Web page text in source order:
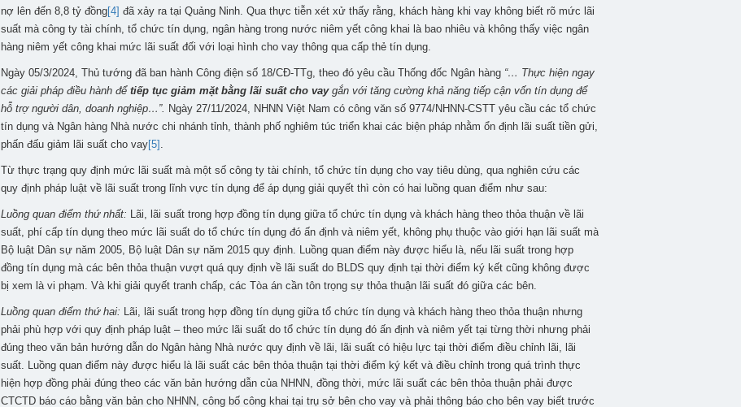
nợ lên đến 8,8 tỷ đồng[4] đã xảy ra tại Quảng Ninh. Qua thực tiễn xét xử thấy rằng, khách hàng khi vay không biết rõ mức lãi
suất mà công ty tài chính, tổ chức tín dụng, ngân hàng trong nước niêm yết công khai là bao nhiêu và không thấy việc ngân
hàng niêm yết công khai mức lãi suất đối với loại hình cho vay thông qua cấp thẻ tín dụng.
Ngày 05/3/2024, Thủ tướng đã ban hành Công điện số 18/CĐ-TTg, theo đó yêu cầu Thống đốc Ngân hàng “… Thực hiện ngay
các giải pháp điều hành để tiếp tục giảm mặt bằng lãi suất cho vaygắn với tăng cường khả năng tiếp cận vốn tín dụng để
hỗ trợ người dân, doanh nghiệp…”. Ngày 27/11/2024, NHNN Việt Nam có công văn số 9774/NHNN-CSTT yêu cầu các tổ chức
tín dụng và Ngân hàng Nhà nước chi nhánh tỉnh, thành phố nghiêm túc triển khai các biện pháp nhằm ổn định lãi suất tiền gửi,
phấn đấu giảm lãi suất cho vay[5] .
Từ thực trạng quy định mức lãi suất mà một số công ty tài chính, tổ chức tín dụng cho vay tiêu dùng, qua nghiên cứu các
quy định pháp luật về lãi suất trong lĩnh vực tín dụng để áp dụng giải quyết thì còn có hai luồng quan điểm như sau:
Luồng quan điểm thứ nhất: Lãi, lãi suất trong hợp đồng tín dụng giữa tổ chức tín dụng và khách hàng theo thỏa thuận về lãi
suất, phí cấp tín dụng theo mức lãi suất do tổ chức tín dụng đó ấn định và niêm yết, không phụ thuộc vào giới hạn lãi suất mà
Bộ luật Dân sự năm 2005, Bộ luật Dân sự năm 2015 quy định. Luồng quan điểm này được hiểu là, nếu lãi suất trong hợp
đồng tín dụng mà các bên thỏa thuận vượt quá quy định về lãi suất do BLDS quy định tại thời điểm ký kết cũng không được
bị xem là vi phạm. Và khi giải quyết tranh chấp, các Tòa án cần tôn trọng sự thỏa thuận lãi suất đó giữa các bên.
Luồng quan điểm thứ hai: Lãi, lãi suất trong hợp đồng tín dụng giữa tổ chức tín dụng và khách hàng theo thỏa thuận nhưng
phải phù hợp với quy định pháp luật – theo mức lãi suất do tổ chức tín dụng đó ấn định và niêm yết tại từng thời nhưng phải
đúng theo văn bản hướng dẫn do Ngân hàng Nhà nước quy định về lãi, lãi suất có hiệu lực tại thời điểm điều chỉnh lãi, lãi
suất. Luồng quan điểm này được hiểu là lãi suất các bên thỏa thuận tại thời điểm ký kết và điều chỉnh trong quá trình thực
hiện hợp đồng phải đúng theo các văn bản hướng dẫn của NHNN, đồng thời, mức lãi suất các bên thỏa thuận phải được
CTCTD báo cáo bằng văn bản cho NHNN, công bố công khai tại trụ sở bên cho vay và phải thông báo cho bên vay biết trước